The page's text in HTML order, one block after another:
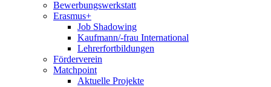
Bewerbungswerkstatt
Erasmus+
Job Shadowing
Kaufmann/-frau International
Lehrerfortbildungen
Förderverein
Matchpoint
Aktuelle Projekte